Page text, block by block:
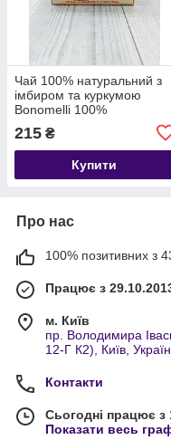
Чай 100% натуральний з
імбиром та куркумою
Bonomelli 100%
пакетиків, Італія
215 ₴
Купити
Про нас
100% позитивних з 43
Працює з
м. Київ
пр. Володимира
12-Г К2), Київ,
Контакти
Сьогодні працює з
Показати весь